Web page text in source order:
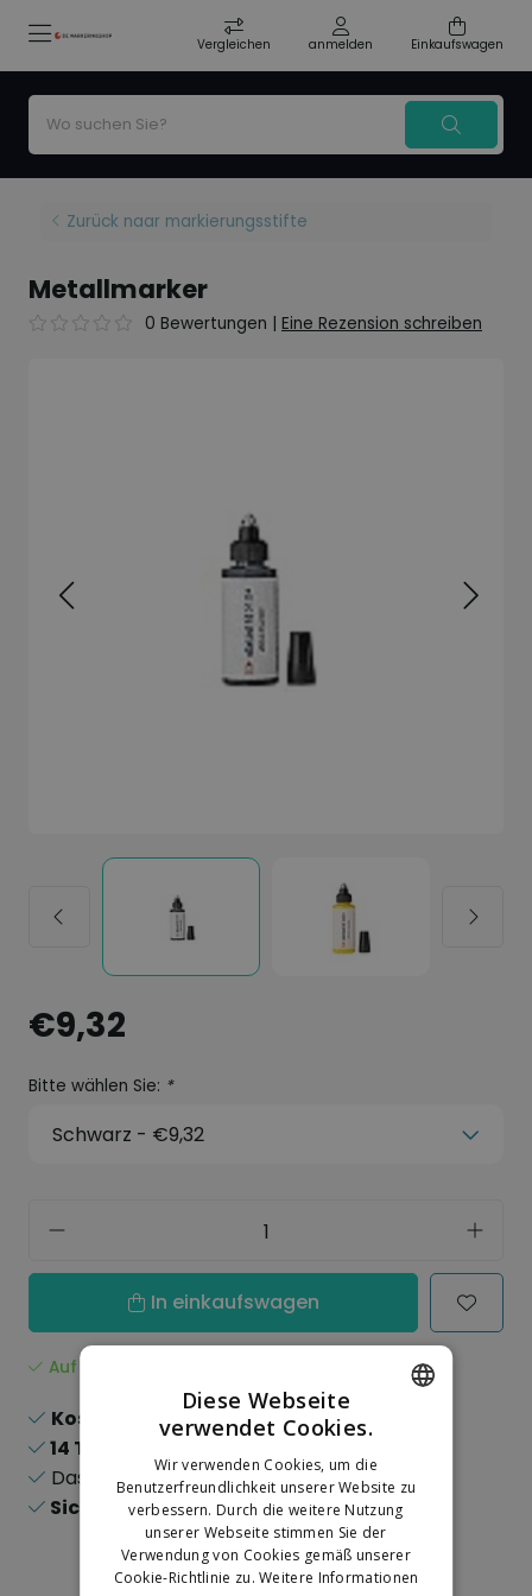
Vergleichen anmelden Einkaufswagen
Zurück naar markierungsstifte
Metallmarker
0 Bewertungen | Eine Rezension schreiben
€9,32
Bitte wählen Sie: *
In einkaufswagen
Auf Lager
Kostenloser Versandab 150,-
14 Tage
Das
größteSortiment
Sichere
Online-Zahlungen
DUTCH
GERMAN
Diese Webseite
verwendet Cookies.
Wir verwenden Cookies, um die
Benutzerfreundlichkeit unserer Website zu
verbessern. Durch die weitere Nutzung
unserer Webseite stimmen Sie der
Verwendung von Cookies gemäß unserer
Cookie-Richtlinie zu. Weitere Informationen